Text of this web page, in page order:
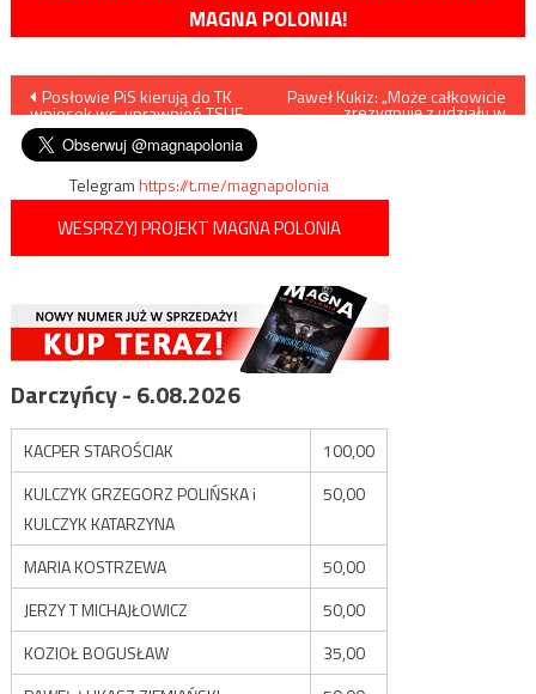
MAGNA POLONIA!
Nawigacja
wpisu
Posłowie PiS kierują do TK
wniosek ws. uprawnień TSUE
Paweł Kukiz: „Może całkowicie
zrezygnuję z udziału w
Telegramhttps://t.me/magnapolonia
WESPRZYJ PROJEKT MAGNA POLONIA
Darczyńcy - 6.08.2026
KACPER STAROŚCIAK
100,00
KULCZYK GRZEGORZ POLIŃSKA i
KULCZYK KATARZYNA
50,00
MARIA KOSTRZEWA
50,00
JERZY T MICHAJŁOWICZ
50,00
KOZIOŁ BOGUSŁAW
35,00